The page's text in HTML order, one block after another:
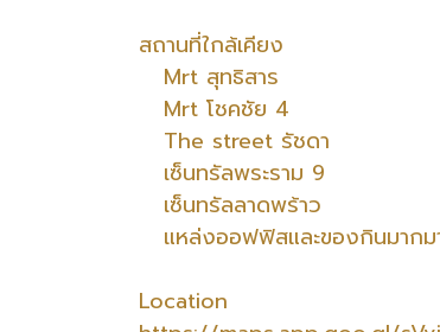
สถานที่ใกล้เคียง
Mrt สุทธิสาร
Mrt โชคชัย 4
The street รัชดา
เซ็นทรัลพระราม 9
เซ็นทรัลลาดพร้าว
แหล่งออฟฟิสและของกินมากม
Location